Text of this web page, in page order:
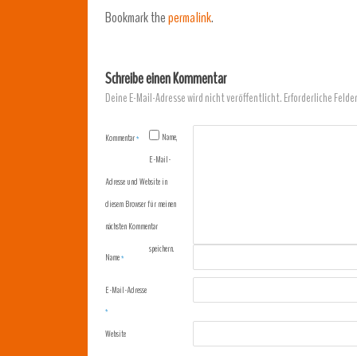
Bookmark thepermalink.
Schreibe einen Kommentar
Deine E-Mail-Adresse wird nicht veröffentlicht.Erforderliche
Kommentar*
Name*
E-Mail-Adresse
*
Website
Name,
E-Mail-
Adresse und Website in
diesem Browser für meinen
nächsten Kommentar
speichern.